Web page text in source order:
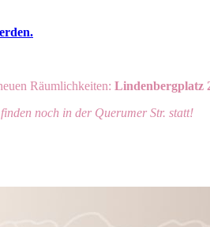
Räumlichkeiten: Lindenbergplatz
noch in der Querumer Str. statt!